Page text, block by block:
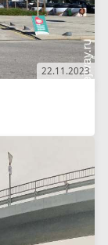
22.11.2023